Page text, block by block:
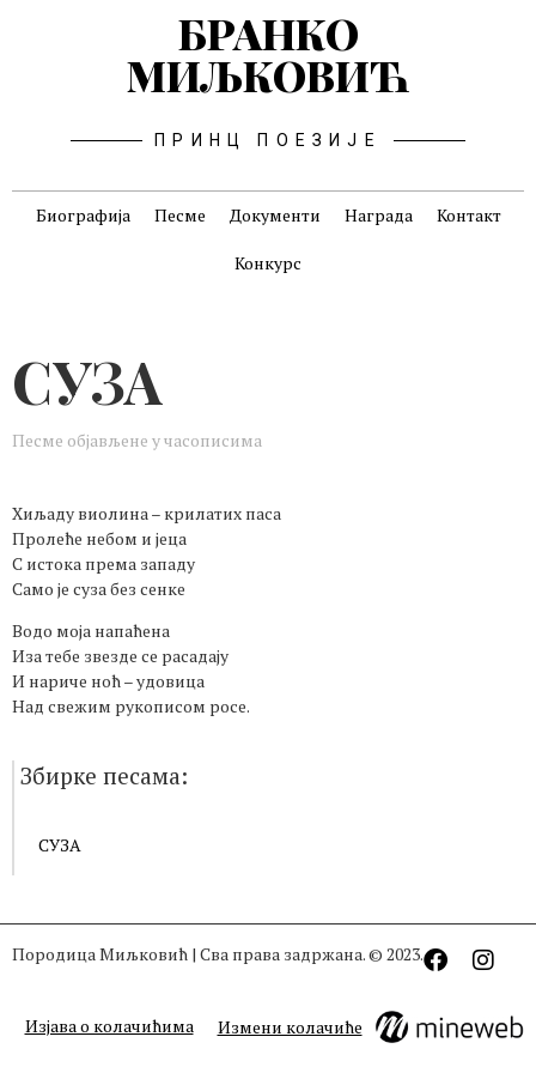
БРАНКО
МИЉКОВИЋ
ПРИНЦ ПОЕЗИЈЕ
Биографија Песме Документи Награда Контакт
Конкурс
СУЗА
Песме објављене у часописима
Хиљаду виолина – крилатих паса
Пролеће небом и јеца
С истока према западу
Само је суза без сенке
Водо моја напаћена
Иза тебе звезде се расадају
И нариче ноћ – удовица
Над свежим рукописом росе.
Збирке песама:
СУЗА
Породица Миљковић | Сва права задржана. © 2023.
Изјава о колачићима Измени колачиће